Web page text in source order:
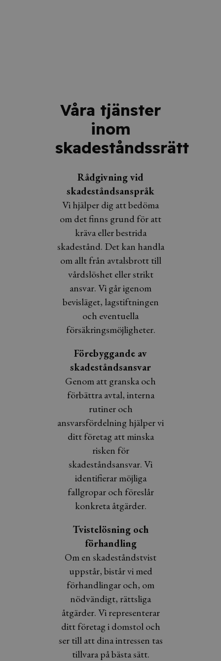
Våra tjänster
inom
skadeståndssrätt
Rådgivning vid
skadeståndsanspråk
Vi hjälper dig att bedöma
om det finns grund för att
kräva eller bestrida
skadestånd. Det kan handla
om allt från avtalsbrott till
vårdslöshet eller strikt
ansvar. Vi går igenom
bevisläget, lagstiftningen
och eventuella
försäkringsmöjligheter.
Förebyggande av
skadeståndsansvar
Genom att granska och
förbättra avtal, interna
rutiner och
ansvarsfördelning hjälper vi
ditt företag att minska
risken för
skadeståndsansvar. Vi
identifierar möjliga
fallgropar och föreslår
konkreta åtgärder.
Tvistelösning och
förhandling
Om en skadeståndstvist
uppstår, bistår vi med
förhandlingar och, om
nödvändigt, rättsliga
åtgärder. Vi representerar
ditt företag i domstol och
ser till att dina intressen tas
tillvara på bästa sätt.